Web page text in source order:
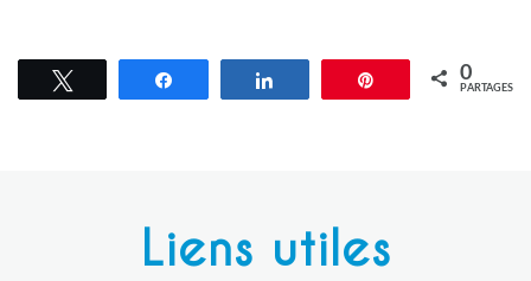
Épingle 0
PARTAGES
Liens utiles